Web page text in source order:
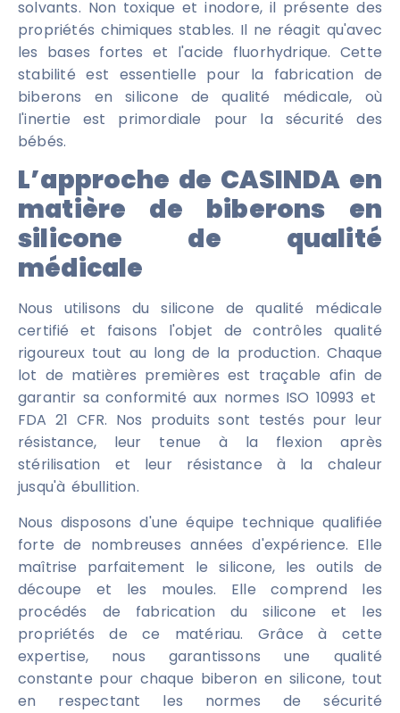
solvants. Non toxique et inodore, il présente des
propriétés chimiques stables. Il ne réagit qu'avec
les bases fortes et l'acide fluorhydrique. Cette
stabilité est essentielle pour la fabrication de
biberons en silicone de qualité médicale, où
l'inertie est primordiale pour la sécurité des
bébés.
L’approche de CASINDA en
matière de biberons en
silicone de qualité
médicale
Nous utilisons du silicone de qualité médicale
certifié et faisons l'objet de contrôles qualité
rigoureux tout au long de la production. Chaque
lot de matières premières est traçable afin de
garantir sa conformité aux normes ISO 10993 et ​​
FDA 21 CFR. Nos produits sont testés pour leur
résistance, leur tenue à la flexion après
stérilisation et leur résistance à la chaleur
jusqu'à ébullition.
Nous disposons d'une équipe technique qualifiée
forte de nombreuses années d'expérience. Elle
maîtrise parfaitement le silicone, les outils de
découpe et les moules. Elle comprend les
procédés de fabrication du silicone et les
propriétés de ce matériau. Grâce à cette
expertise, nous garantissons une qualité
constante pour chaque biberon en silicone, tout
en respectant les normes de sécurité